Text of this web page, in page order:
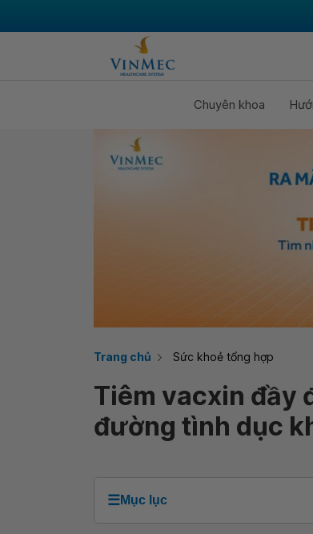
Chuyên khoa
Trang chủ Sức khoẻ tổng hợp
Tiêm vacxin đầy
đường tình dục
☰Mục lục